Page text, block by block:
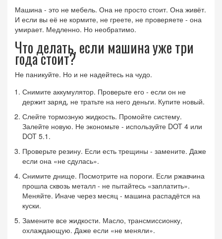
Машина - это не мебель. Она не просто стоит. Она живёт.
И если вы её не кормите, не греете, не проверяете - она
умирает. Медленно. Но необратимо.
Что делать, если машина уже три
года стоит?
Не паникуйте. Но и не надейтесь на чудо.
Снимите аккумулятор. Проверьте его - если он не
держит заряд, не тратьте на него деньги. Купите новый.
Слейте тормозную жидкость. Промойте систему.
Залейте новую. Не экономьте - используйте DOT 4 или
DOT 5.1.
Проверьте резину. Если есть трещины - замените. Даже
если она «не сдулась».
Снимите днище. Посмотрите на пороги. Если ржавчина
прошла сквозь металл - не пытайтесь «заплатить».
Меняйте. Иначе через месяц - машина распадётся на
куски.
Замените все жидкости. Масло, трансмиссионку,
охлаждающую. Даже если «не меняли».